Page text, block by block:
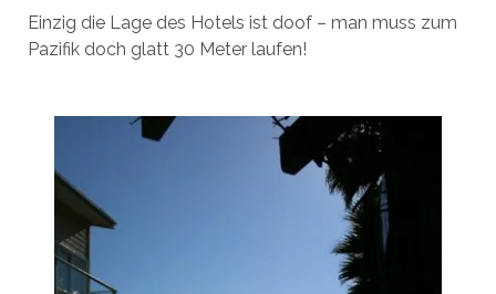
Einzig die Lage des Hotels ist doof – man muss zum
Pazifik doch glatt 30 Meter laufen!